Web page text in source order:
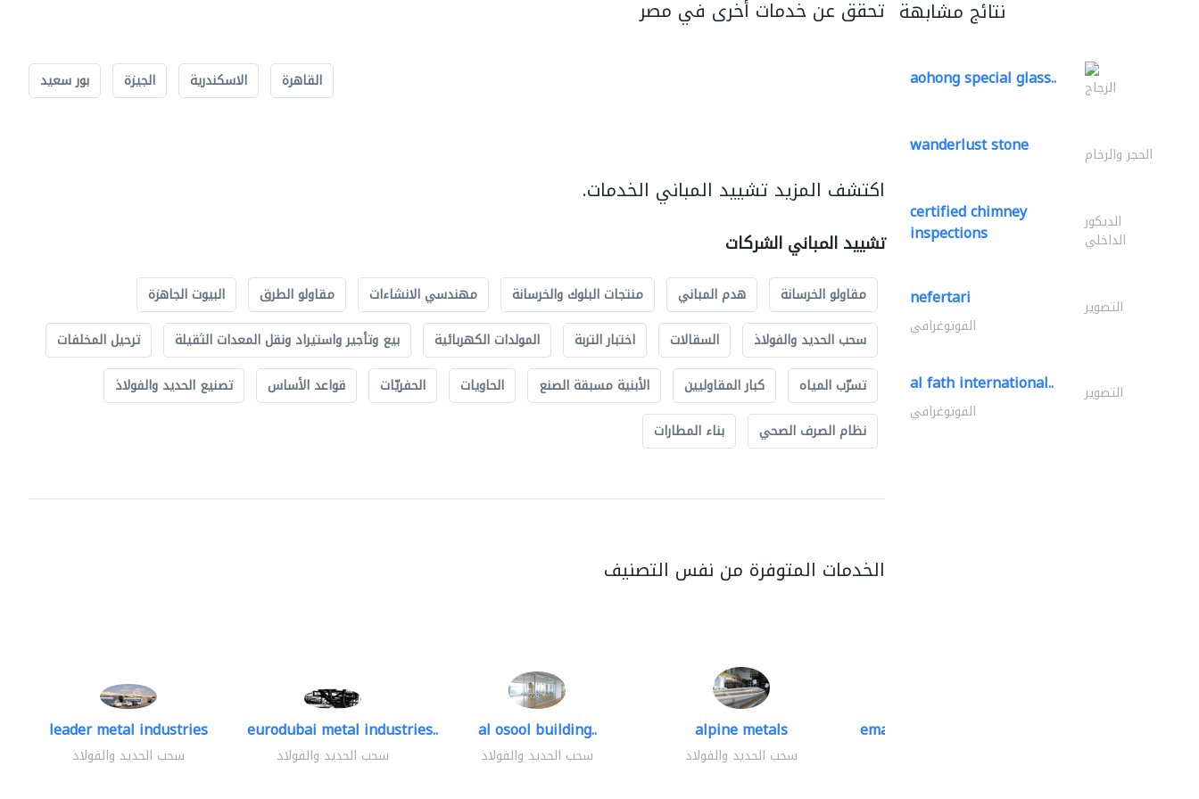
تحقق عن خدمات أخرى في مصر
القاهرة الاسكندرية الجيزة بور سعيد
اكتشف المزيد تشييد المباني الخدمات.
تشييد المباني الشركات
مقاولو الخرسانة هدم المباني منتجات البلوك والخرسانة مهندسي الانشاءات مقاولو الطرق
البيوت الجاهزة
سحب الحديد والفولاذ
السقالات اختبار التربة المولدات الكهربائية بيع وتأجير واستيراد ونقل المعدات الثقيلة
ترحيل المخلفات
تسرّب المياه
كبار المقاوليين الأبنية مسبقة الصنع الحاويات الحفريّات قواعد الأساس
تصنيع الحديد والفولاذ
نظام الصرف الصحي
بناء المطارات
الخدمات المتوفرة من نفس التصنيف
leader metal industries
سحب الحديد والفولاذ
eurodubai metal industries..
سحب الحديد والفولاذ
al osool building..
سحب الحديد والفولاذ
alpine metals
سحب الحديد والفولاذ
emanco constructions contracting
نتائج مشابهة
aohong special glass.. الزجاج
wanderlust stone الحجر والرخام
certified chimney
inspections الديكور
الداخلي
nefertari التصوير
الفوتوغرافي
al fath international.. التصوير
الفوتوغرافي